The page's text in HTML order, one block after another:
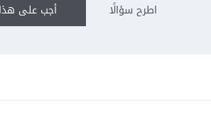
أجب على اطرح سؤالًا